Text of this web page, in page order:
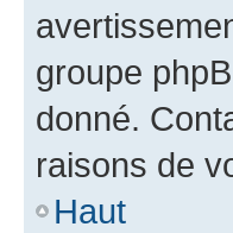
groupe
donné.
raisons de
Haut